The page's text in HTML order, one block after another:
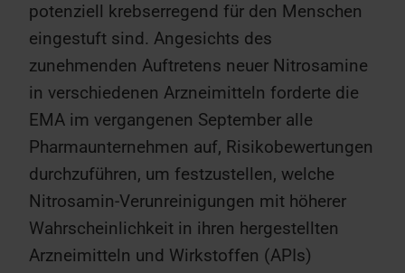
potenziell krebserregend für den Menschen
eingestuft sind. Angesichts des
zunehmenden Auftretens neuer Nitrosamine
in verschiedenen Arzneimitteln forderte die
EMA im vergangenen September alle
Pharmaunternehmen auf, Risikobewertungen
durchzuführen, um festzustellen, welche
Nitrosamin-Verunreinigungen mit höherer
Wahrscheinlichkeit in ihren hergestellten
Arzneimitteln und Wirkstoffen (APIs)